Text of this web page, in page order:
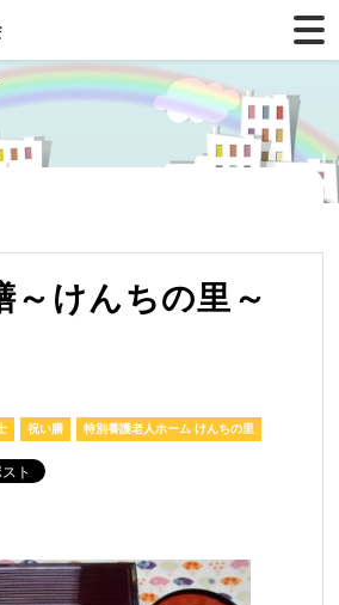
～けんちの里～
祝い膳 特別養護老人ホーム けんちの里